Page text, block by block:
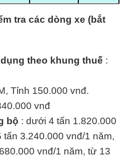
tra các dòng xe (bắt
theo khung thuế :
Tỉnh 150.000 vnđ.
vnđ
bộ : dưới 4 tấn 1.820.000
3.240.000 vnđ/1 năm,
vnđ/1 năm, từ 13